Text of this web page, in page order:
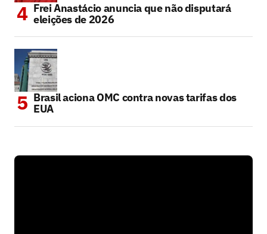
Frei Anastácio anuncia que não disputará
eleições de 2026
Brasil aciona OMC contra novas tarifas dos
EUA